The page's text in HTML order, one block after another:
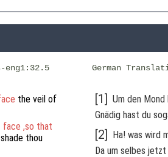
German
the veil of
face ,so that
shade thou
[1] Um den
Gnädig hast du
[2] Ha! was wird
Da um selbes